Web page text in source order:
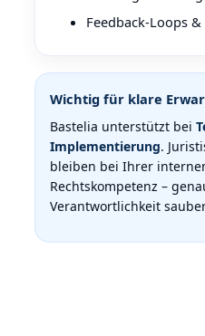
Feedback‑Loops
Wichtig für klare
Bastelia unterstützt bei
Implementierung.
bleiben bei Ihrer
Rechtskompetenz –
Verantwortlichkeit